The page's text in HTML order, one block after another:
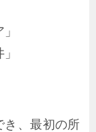
、最初の所